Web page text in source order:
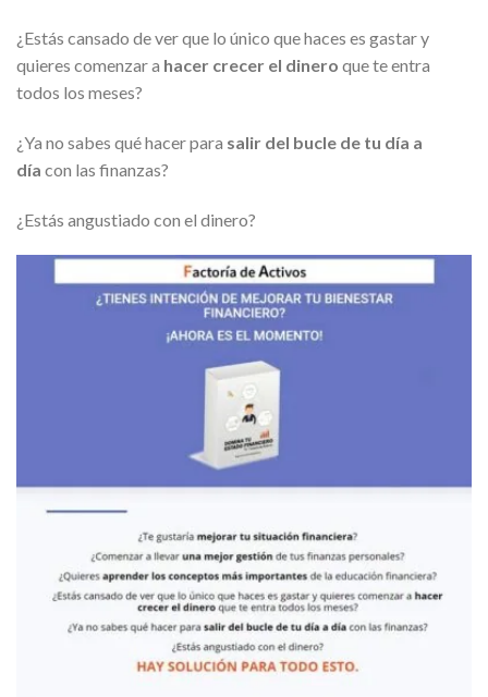
¿Estás cansado de ver que lo único que haces es gastar y
quieres comenzar a hacer crecer el dinero que te entra
todos los meses?
¿Ya no sabes qué hacer para salir del bucle de tu día a
día con las finanzas?
¿Estás angustiado con el dinero?